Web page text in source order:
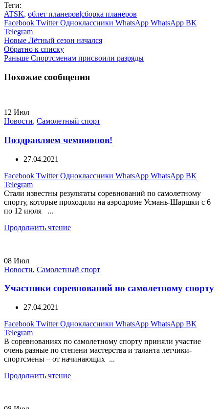
Теги:
ATSK, облет планеров|сборка планеров
Facebook Twitter Одноклассники WhatsApp WhatsApp ВК
Telegram
Новые Лётный сезон начался
Обратно к списку
Раньше Спортсменам присвоили разряды
Похожие сообщения
12 Июл
Новости, Самолетный спорт
Поздравляем чемпионов!
27.04.2021
Facebook Twitter Одноклассники WhatsApp WhatsApp ВК
Telegram
Стали известны результаты соревнований по самолетному
спорту, которые проходили на аэродроме Усмань-Шаршки с 6
по 12 июля ...
Продолжить чтение
08 Июл
Новости, Самолетный спорт
Участники соревнований по самолетному спорту
27.04.2021
Facebook Twitter Одноклассники WhatsApp WhatsApp ВК
Telegram
В соревнованиях по самолетному спорту приняли участие
очень разные по степени мастерства и таланта летчики-
спортсмены – от начинающих ...
Продолжить чтение